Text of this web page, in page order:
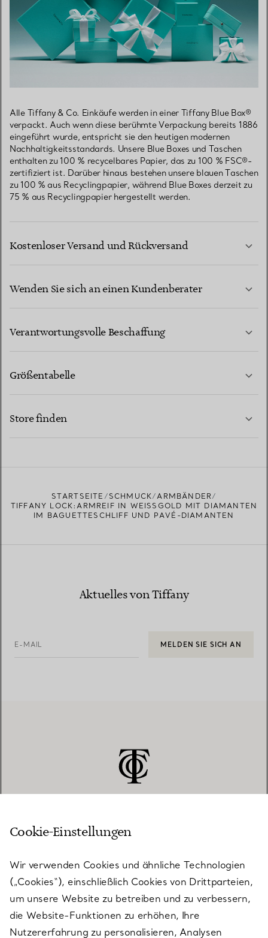
Alle Tiffany & Co. Einkäufe werden in einer Tiffany Blue Box®
verpackt. Auch wenn diese berühmte Verpackung bereits 1886
eingeführt wurde, entspricht sie den heutigen modernen
Nachhaltigkeitsstandards. Unsere Blue Boxes und Taschen
enthalten zu 100 % recycelbares Papier, das zu 100 % FSC®-
zertifiziert ist. Darüber hinaus bestehen unsere blauen Taschen
zu 100 % aus Recyclingpapier, während Blue Boxes derzeit zu
75 % aus Recyclingpapier hergestellt werden.
Kostenloser Versand und Rückversand
Wenden Sie sich an einen Kundenberater
Verantwortungsvolle Beschaffung
Größentabelle
Store finden
STARTSEITE SCHMUCK
ARMBÄNDER
TIFFANY LOCK:ARMREIF IN WEISSGOLD MIT DIAMANTEN I
M BAGUETTESCHLIFF UND PAVÉ-DIAMANTEN
Aktuelles von Tiffany
E-MAIL MELDEN SIE SICH AN
KUNDENSERVICE
SERVICES
ÜBER TIFFANY & CO.
Cookie-Einstellungen
Wir verwenden Cookies und ähnliche Technologien
(„Cookies“), einschließlich Cookies von Drittparteien,
um unsere Website zu betreiben und zu verbessern,
die Website-Funktionen zu erhöhen, Ihre
Nutzererfahrung zu personalisieren, Analysen